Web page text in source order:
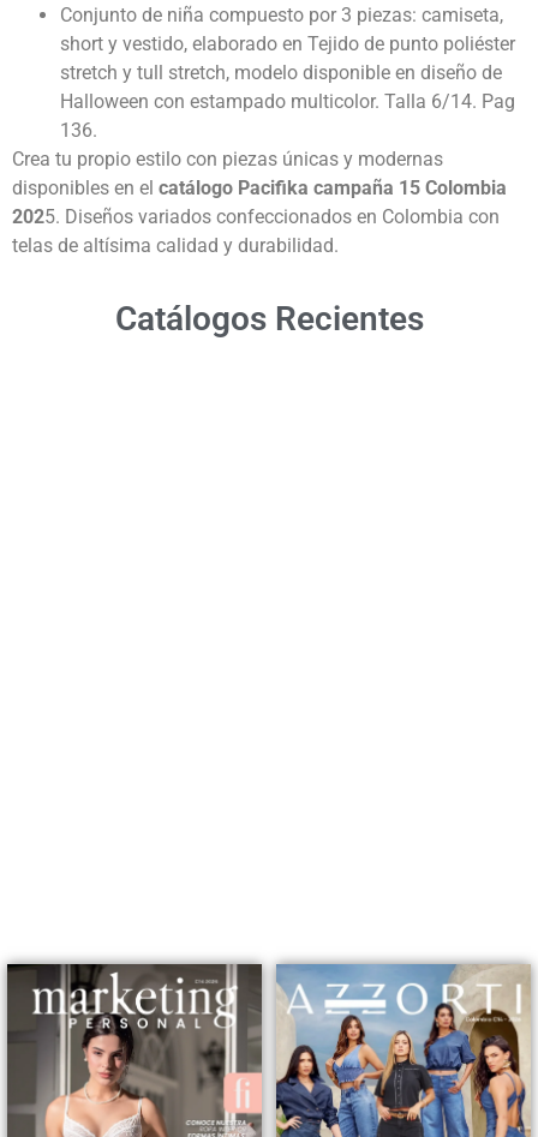
Conjunto de niña compuesto por 3 piezas: camiseta,
short y vestido, elaborado en Tejido de punto poliéster
stretch y tull stretch, modelo disponible en diseño de
Halloween con estampado multicolor. Talla 6/14. Pag
136.
Crea tu propio estilo con piezas únicas y modernas
disponibles en el catálogo Pacifika campaña 15 Colombia
2025. Diseños variados confeccionados en Colombia con
telas de altísima calidad y durabilidad.
Catálogos Recientes